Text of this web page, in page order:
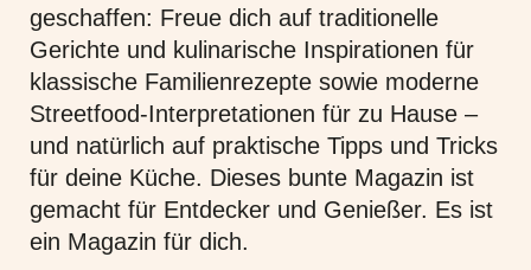
geschaffen: Freue dich auf traditionelle
Gerichte und kulinarische Inspirationen für
klassische Familienrezepte sowie moderne
Streetfood-Interpretationen für zu Hause –
und natürlich auf praktische Tipps und Tricks
für deine Küche. Dieses bunte Magazin ist
gemacht für Entdecker und Genießer. Es ist
ein Magazin für dich.